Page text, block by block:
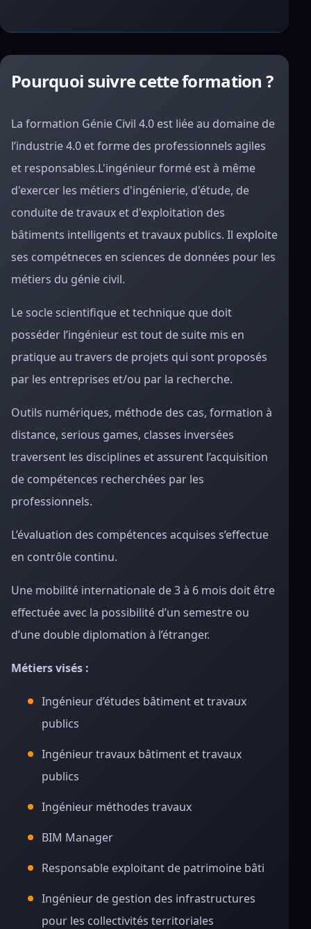
Pourquoi suivre cette formation ?
La formation Génie Civil 4.0 est liée au domaine de
l’industrie 4.0 et forme des professionnels agiles
et responsables.L'ingénieur formé est à même
d'exercer les métiers d'ingénierie, d'étude, de
conduite de travaux et d'exploitation des
bâtiments intelligents et travaux publics. Il exploite
ses compétneces en sciences de données pour les
métiers du génie civil.
Le socle scientifique et technique que doit
posséder l’ingénieur est tout de suite mis en
pratique au travers de projets qui sont proposés
par les entreprises et/ou par la recherche.
Outils numériques, méthode des cas, formation à
distance, serious games, classes inversées
traversent les disciplines et assurent l’acquisition
de compétences recherchées par les
professionnels.
L’évaluation des compétences acquises s’effectue
en contrôle continu.
Une mobilité internationale de 3 à 6 mois doit être
effectuée avec la possibilité d’un semestre ou
d’une double diplomation à l’étranger.
Métiers visés :
Ingénieur d’études bâtiment et travaux
publics
Ingénieur travaux bâtiment et travaux
publics
Ingénieur méthodes travaux
BIM Manager
Responsable exploitant de patrimoine bâti
Ingénieur de gestion des infrastructures
pour les collectivités territoriales